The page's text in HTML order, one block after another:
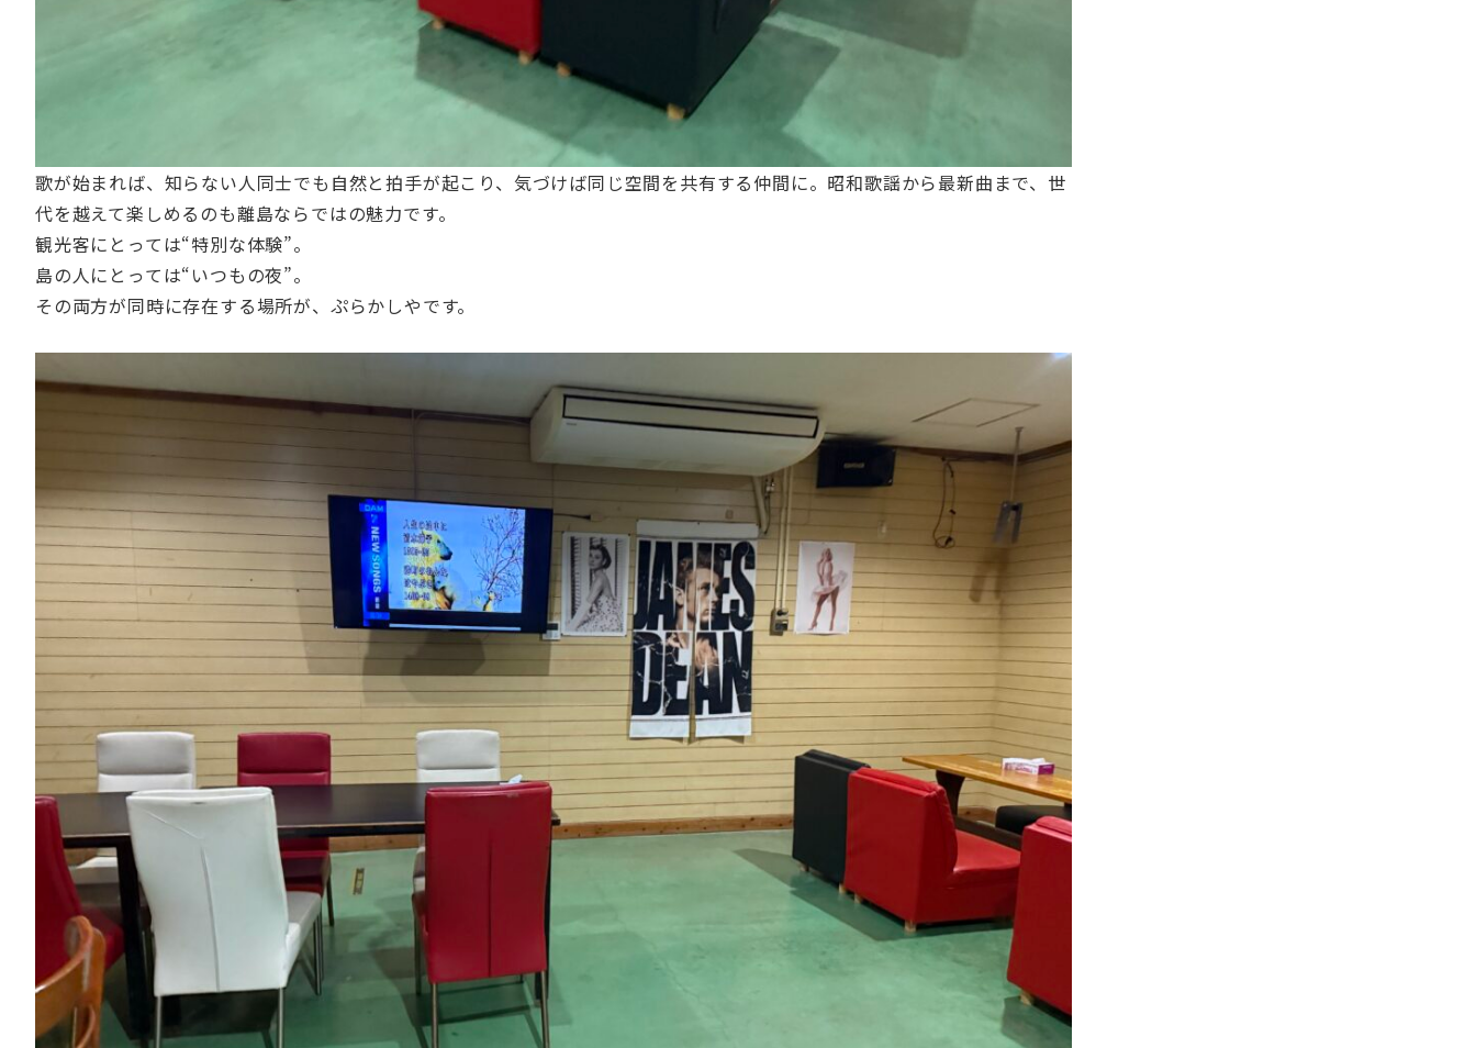
歌が始まれば、知らない人同士でも自然と拍手が起こり、気づけば同じ空間を共有する仲間に。昭和歌謡から最新曲まで、世
代を越えて楽しめるのも離島ならではの魅力です。
観光客にとっては“特別な体験”。
島の人にとっては“いつもの夜”。
その両方が同時に存在する場所が、ぷらかしやです。